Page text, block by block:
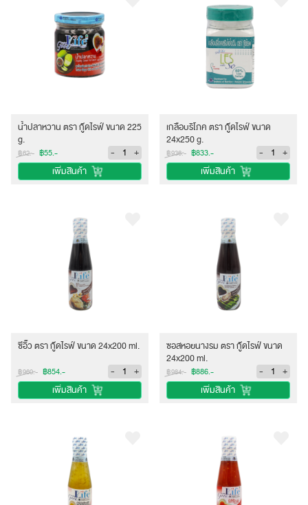
น้ำปลาหวาน ตรา กู๊ดไรฟ์ ขนาด 225
g.
฿62.- ฿55.- -
+
เพิ่มสินค้า
เกลือบริโภค ตรา กู๊ดไรฟ์ ขนาด
24x250 g.
฿936.- ฿833.- -
+
เพิ่มสินค้า
ซีอิ๊ว ตรา กู๊ดไรฟ์ ขนาด 24x200 ml.
฿960.- ฿854.- -
+
เพิ่มสินค้า
ซอสหอยนางรม ตรา กู๊ดไรฟ์ ขนาด
24x200 ml.
฿984.- ฿886.- -
+
เพิ่มสินค้า